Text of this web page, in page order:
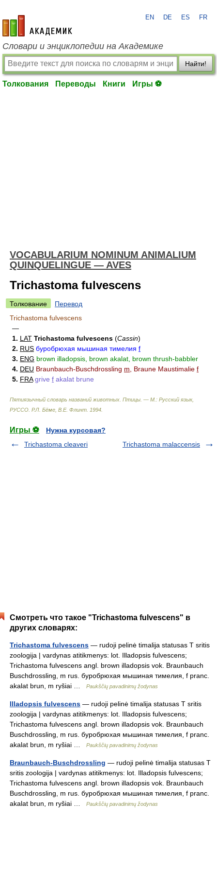
academic.ru
EN DE ES FR
Словари и энциклопедии на Академике
Найти!
Толкования Переводы Книги Игры ⚽
VOCABULARIUM NOMINUM ANIMALIUM
QUINQUELINGUE — AVES
Trichastoma fulvescens
Толкование
Перевод
Trichastoma fulvescens
—
1. LAT Trichastoma fulvescens (Cassin)
2. RUS буробрюхая мышиная тимелия f
3. ENG brown illadopsis, brown akalat, brown thrush-babbler
4. DEU Braunbauch-Buschdrossling m , Braune Maustimalie f
5. FRA grive f akalat brune
Пятиязычный словарь названий животных. Птицы. — М.: Русский язык,
РУССО Р.Л. Бёме, В.Е. Флинт 1994
Игры ⚽
Нужна курсовая?
Trichastoma cleaveri
Trichastoma malaccensis
Смотреть что такое "Trichastoma fulvescens" в
других словарях:
Trichastoma fulvescens — rudoji pelinė timalija statusas T sritis
zoologija | vardynas atitikmenys: lot. Illadopsis fulvescens;
Trichastoma fulvescens angl. brown illadopsis vok. Braunbauch
Buschdrossling, m rus. буробрюхая мышиная тимелия, f pranc.
akalat brun, m ryšiai …
Paukščių pavadinimų žodynas
Illadopsis fulvescens — rudoji pelinė timalija statusas T sritis
zoologija | vardynas atitikmenys: lot. Illadopsis fulvescens;
Trichastoma fulvescens angl. brown illadopsis vok. Braunbauch
Buschdrossling, m rus. буробрюхая мышиная тимелия, f pranc.
akalat brun, m ryšiai …
Paukščių pavadinimų žodynas
Braunbauch-Buschdrossling — rudoji pelinė timalija statusas T
sritis zoologija | vardynas atitikmenys: lot. Illadopsis fulvescens;
Trichastoma fulvescens angl. brown illadopsis vok. Braunbauch
Buschdrossling, m rus. буробрюхая мышиная тимелия, f pranc.
akalat brun, m ryšiai …
Paukščių pavadinimų žodynas